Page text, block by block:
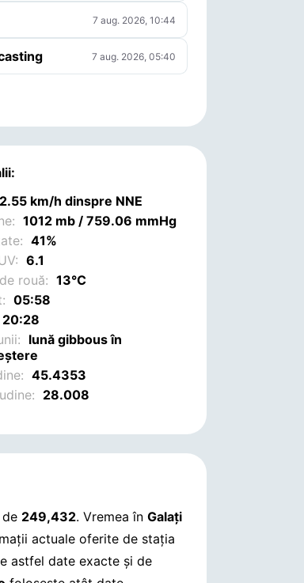
7 aug. 2026, 10:44
7 aug. 2026, 05:40
2.55 km/h dinspre NNE
1012 mb / 759.06 mmHg
41%
6.1
rouă: 13°C
05:58
20:28
lună gibbous în
45.4353
28.008
249,432. Vremea înGalaţi
actuale oferite de stația
astfel date exacte și de